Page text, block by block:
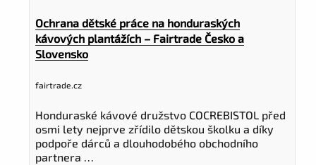
Ochrana dětské práce na honduraských
kávových plantážích – Fairtrade Česko a
Slovensko
fairtrade.cz
Honduraské kávové družstvo COCREBISTOL před
osmi lety nejprve zřídilo dětskou školku a díky
podpoře dárců a dlouhodobého obchodního
partnera …